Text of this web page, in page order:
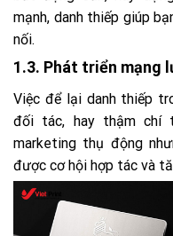
mạnh, danh thiếp giúp
nối.
1.3. Phát triển mạng
Việc để lại danh thiếp
đối tác, hay thậm chí
marketing thụ động
được cơ hội hợp tác và